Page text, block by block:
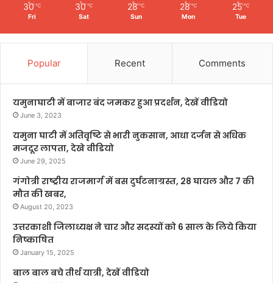
30 ℃
Fri
30 ℃
Sat
28 ℃
Sun
28 ℃
Mon
25 ℃
Tue
Popular Recent Comments
यमुनाघाटी में बाजार बंद जमकर हुआ प्रदर्शन, देखें वीडियो
June 3, 2023
यमुना घाटी में अतिवृष्टि से भारी नुकसान, आधा दर्जन से अधिक
मजदूर लापता, देखे वीडियो
June 29, 2025
गंगोत्री राष्ट्रीय राजमार्ग में बस दुर्घटनाग्रस्त, 28 घायल और 7 की
मौत की खबर,
August 20, 2023
उत्तरकाशी जिलाध्यक्ष ने चार और सदस्यों को 6 साल के लिये किया
निष्काषित
January 15, 2025
बाल बाल बचे तीर्थ यात्री, देखें वीडियो